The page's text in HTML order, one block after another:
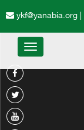
ykf@yanabia.org
Toggle